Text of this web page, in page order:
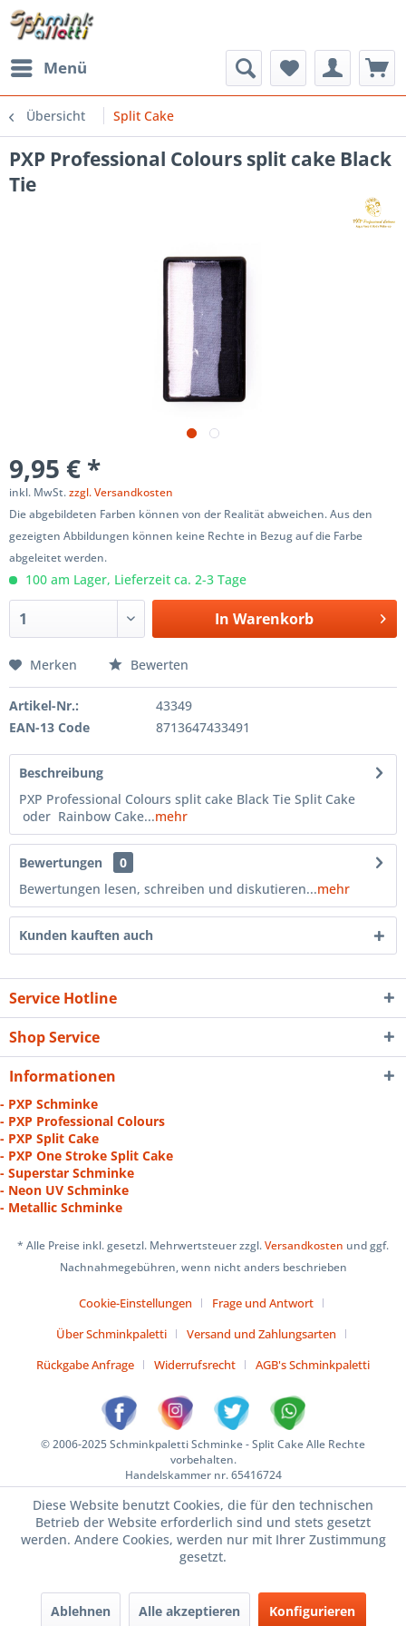
Menü
Übersicht Split Cake
PXP Professional Colours split cake Black
Tie
9,95 € *
inkl. MwSt.zzgl. Versandkosten
Die abgebildeten Farben können von der Realität abweichen. Aus den
gezeigten Abbildungen können keine Rechte in Bezug auf die Farbe
abgeleitet werden.
100 am Lager, Lieferzeit ca. 2-3 Tage
In Warenkorb
Merken Bewerten
Artikel-Nr.:
43349
EAN-13 Code
8713647433491
Beschreibung
PXP Professional Colours split cake Black Tie Split Cake
oder Rainbow Cake...mehr
Bewertungen
0
Bewertungen lesen, schreiben und diskutieren...mehr
Kunden kauften auch
Service Hotline
Shop Service
Informationen
- PXP Schminke
- PXP Professional Colours
- PXP Split Cake
- PXP One Stroke Split Cake
- Superstar Schminke
- Neon UV Schminke
- Metallic Schminke
* Alle Preise inkl. gesetzl. Mehrwertsteuer zzgl.Versandkosten und ggf.
Nachnahmegebühren, wenn nicht anders beschrieben
Cookie-Einstellungen
Frage und Antwort
Über Schminkpaletti
Versand und Zahlungsarten
Rückgabe Anfrage
Widerrufsrecht AGB's Schminkpaletti
© 2006-2025 Schminkpaletti Schminke - Split Cake Alle Rechte
vorbehalten.
Handelskammer nr. 65416724
Diese Website benutzt Cookies, die für den technischen
Betrieb der Website erforderlich sind und stets gesetzt
werden. Andere Cookies, werden nur mit Ihrer Zustimmung
gesetzt.
Ablehnen Alle akzeptieren Konfigurieren